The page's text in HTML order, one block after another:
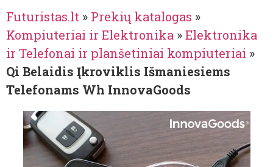
Futuristas.lt » Prekių katalogas »
Kompiuteriai ir Elektronika »Elektronika
ir Telefonai ir planšetiniai kompiuteriai »
Qi Belaidis Įkroviklis Išmaniesiems
Telefonams Wh InnovaGoods